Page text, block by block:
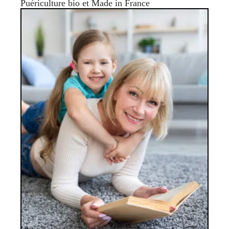
Puériculture bio et Made in France